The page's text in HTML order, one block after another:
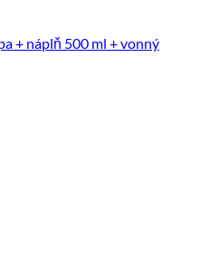
+ náplň 500 ml + vonný